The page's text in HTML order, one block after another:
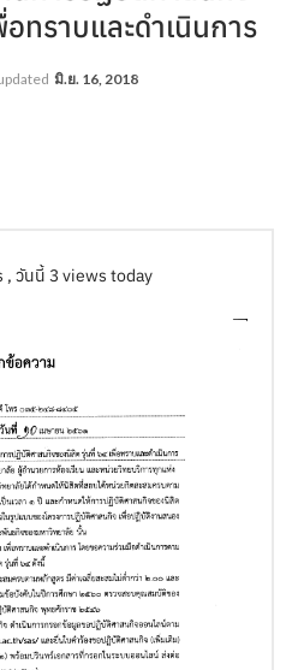
ทราบและดำเนินการ
มิ.ย. 16, 2018
, วันนี้ 3 views today